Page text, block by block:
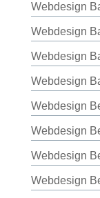
Webdesign
Webdesign
Webdesign
Webdesign
Webdesign
Webdesign
Webdesign
Webdesign